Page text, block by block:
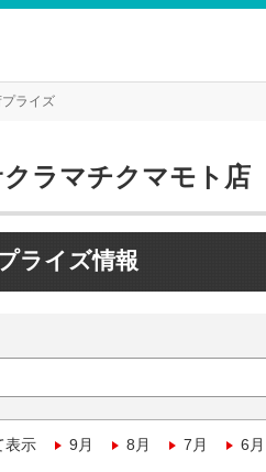
プライズ
ラマチクマモト店
ライズ情報
表示 9月 8月 7月 6月